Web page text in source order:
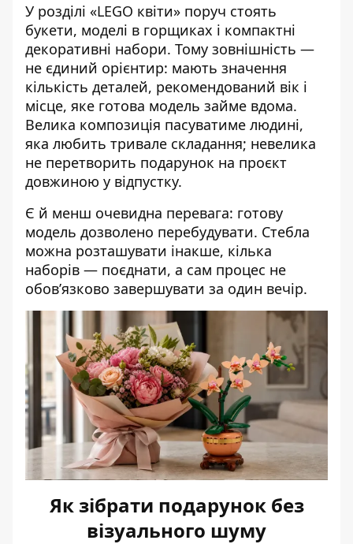
У розділі «LEGO квіти» поруч стоять
букети, моделі в горщиках і компактні
декоративні набори. Тому зовнішність —
не єдиний орієнтир: мають значення
кількість деталей, рекомендований вік і
місце, яке готова модель займе вдома.
Велика композиція пасуватиме людині,
яка любить тривале складання; невелика
не перетворить подарунок на проєкт
довжиною у відпустку.
Є й менш очевидна перевага: готову
модель дозволено перебудувати. Стебла
можна розташувати інакше, кілька
наборів — поєднати, а сам процес не
обов’язково завершувати за один вечір.
Як зібрати подарунок без
візуального шуму